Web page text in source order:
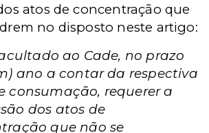
atos de concentração que
no disposto neste artigo:
ao Cade, no prazo
ano a contar da respectiva
consumação, requerer a
dos atos de
que não se